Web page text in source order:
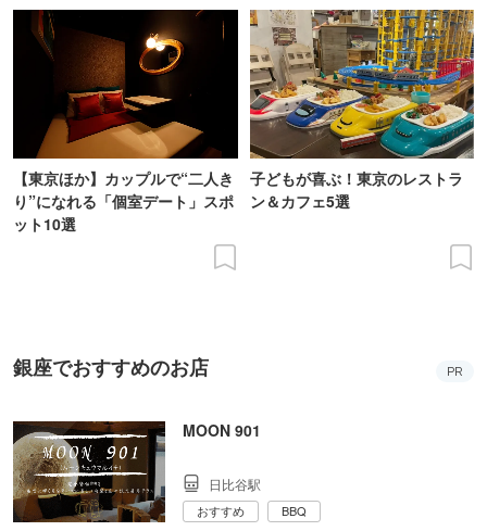
【東京ほか】カップルで“二人き
り”になれる「個室デート」スポ
ット10選
子どもが喜ぶ！東京のレストラ
ン＆カフェ5選
銀座でおすすめのお店 PR
MOON 901
日比谷駅
おすすめ BBQ